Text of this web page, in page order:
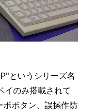
というシリーズ名
イのみ搭載されて
ボボタン、誤操作防